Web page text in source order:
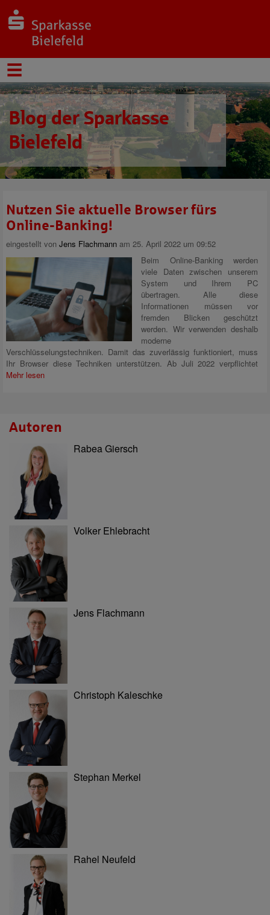
Blog der Sparkasse
Bielefeld
Nutzen Sie aktuelle Browser fürs
Online-Banking!
eingestellt von Jens Flachmann am 25. April 2022 um 09:52
Beim Online-Banking werden
viele Daten zwischen unserem
System und Ihrem PC
übertragen. Alle diese
Informationen müssen vor
fremden Blicken geschützt
werden. Wir verwenden deshalb
moderne
Verschlüsselungstechniken. Damit das zuverlässig funktioniert, muss
Ihr Browser diese Techniken unterstützen. Ab Juli 2022 verpflichtet
Mehr lesen
Autoren
Rabea Giersch
Volker Ehlebracht
Jens Flachmann
Christoph Kaleschke
Stephan Merkel
Rahel Neufeld